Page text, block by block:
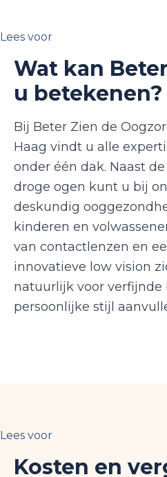
Lees voor
Wat kan
u betekenen?
Bij Beter Zien de
Haag vindt u alle
onder één dak. Naast
droge ogen kunt u bij
deskundig
kinderen en
van contactlenzen en
innovatieve low vision
natuurlijk voor
persoonlijke stijl
Lees voor
Kosten en